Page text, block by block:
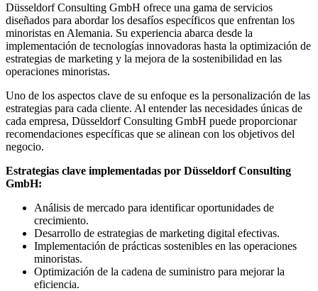
Düsseldorf Consulting GmbH ofrece una gama de servicios
diseñados para abordar los desafíos específicos que enfrentan los
minoristas en Alemania. Su experiencia abarca desde la
implementación de tecnologías innovadoras hasta la optimización de
estrategias de marketing y la mejora de la sostenibilidad en las
operaciones minoristas.
Uno de los aspectos clave de su enfoque es la personalización de las
estrategias para cada cliente. Al entender las necesidades únicas de
cada empresa, Düsseldorf Consulting GmbH puede proporcionar
recomendaciones específicas que se alinean con los objetivos del
negocio.
Estrategias clave implementadas por Düsseldorf Consulting
GmbH:
Análisis de mercado para identificar oportunidades de
crecimiento.
Desarrollo de estrategias de marketing digital efectivas.
Implementación de prácticas sostenibles en las operaciones
minoristas.
Optimización de la cadena de suministro para mejorar la
eficiencia.